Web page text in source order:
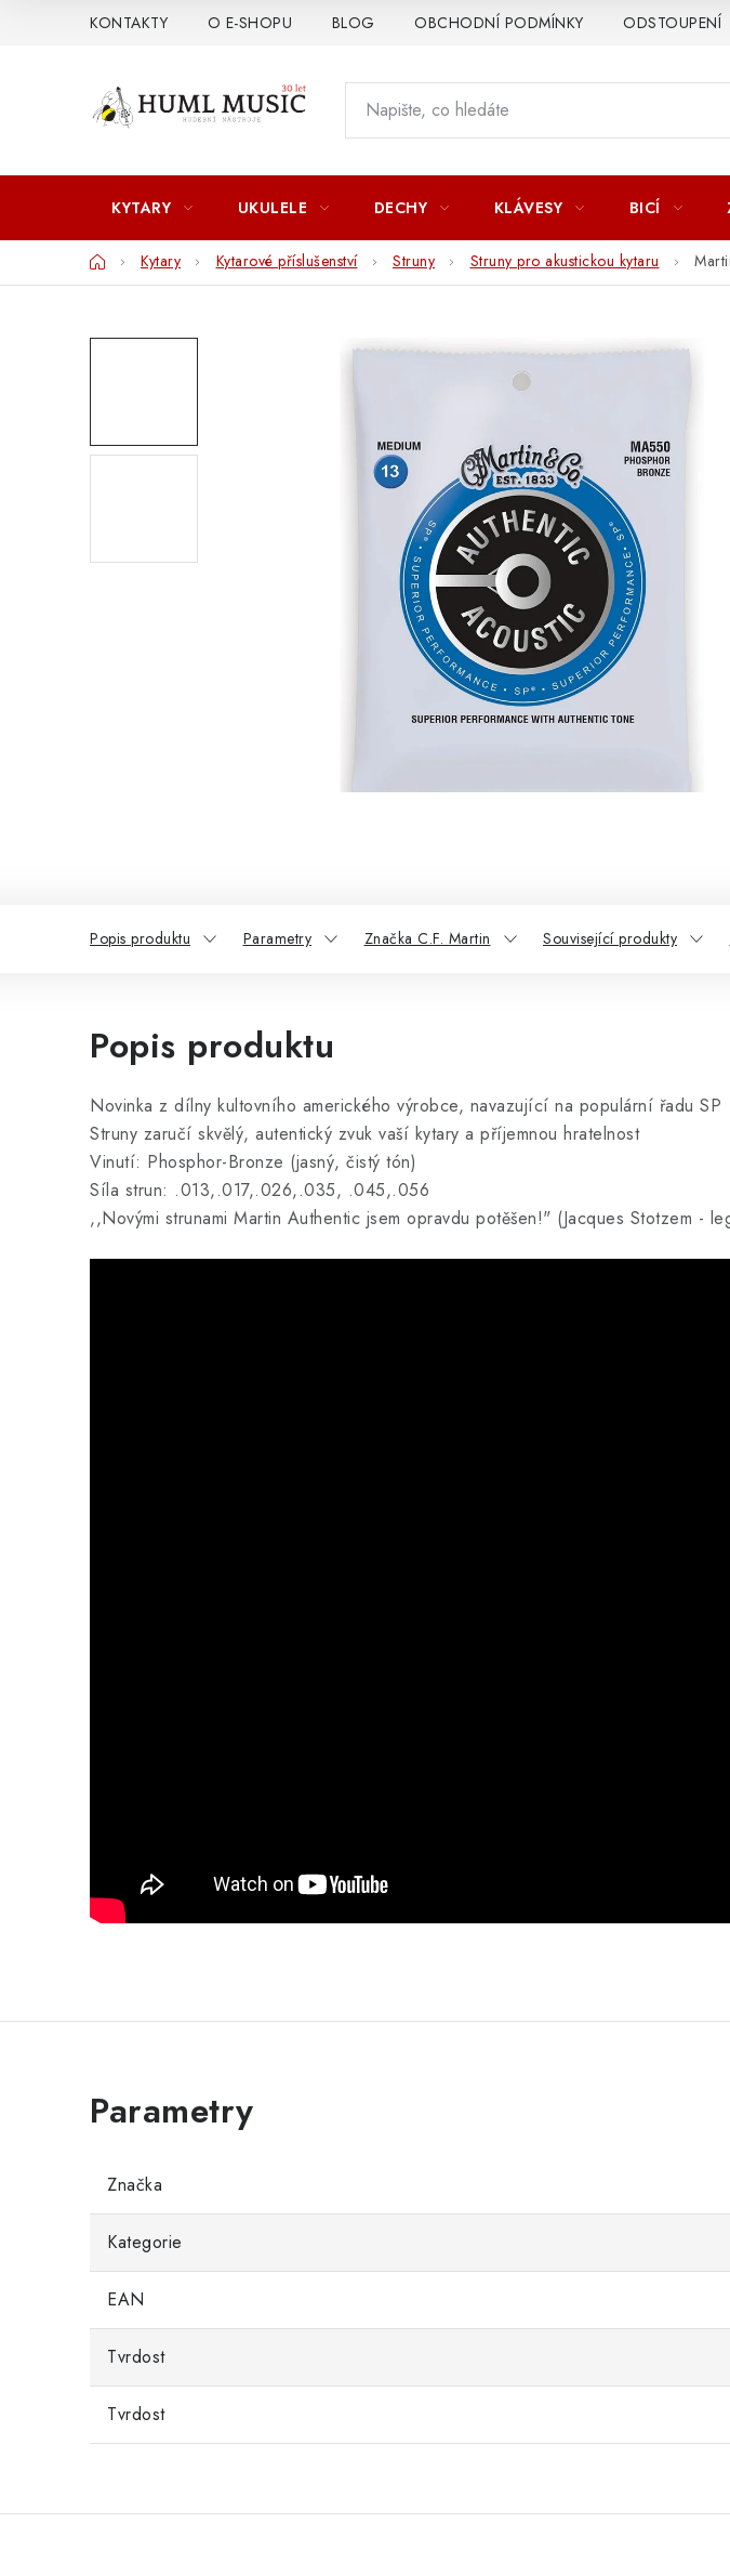
KONTAKTY O E-SHOPU BLOG OBCHODNÍ PODMÍNKY ODSTOUPENÍ
KYTARY UKULELE DECHY KLÁVESY BICÍ
DomůKytary Kytarové příslušenství Struny Struny pro akustickou kytaru
Popis produktu Parametry Značka C.F. Martin Související produkty
Popis produktu
Novinka z dílny kultovního amerického výrobce, navazující na populární řadu SP
Struny zaručí skvělý, autentický zvuk vaší kytary a příjemnou hratelnost
Vinutí: Phosphor-Bronze (jasný, čistý tón)
Síla strun: .013,.017,.026,.035, .045,.056
,,Novými strunami Martin Authentic jsem opravdu potěšen!" (Jacques Stotzem -
Značka
Kategorie
EAN
Tvrdost
Tvrdost